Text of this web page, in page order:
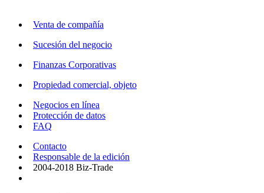
Venta de compañía
Sucesión del negocio
Finanzas Corporativas
Propiedad comercial, objeto
Negocios en línea
Protección de datos
FAQ
Contacto
Responsable de la edición
2004-2018 Biz-Trade